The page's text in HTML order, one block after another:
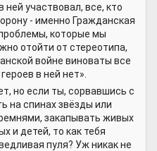
ней участвовал, все, кто
- именно Гражданская
которые мы
отойти от стереотипа,
войне виноваты все
в ней нет».
но если ты, сорвавшись с
на спинах звёзды или
закапывать живых
и детей, то как тебя
пуля? Уж никак не